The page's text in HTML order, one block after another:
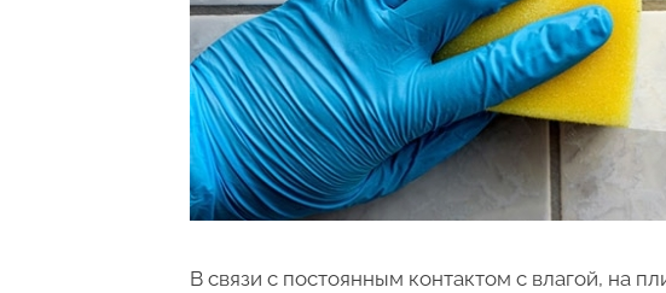
В связи с постоянным контактом с влагой, на